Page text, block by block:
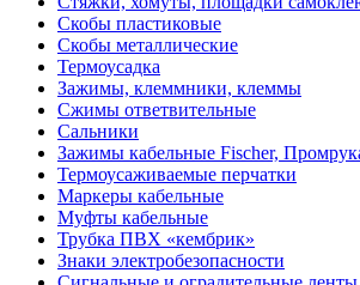
Скобы пластиковые
Скобы металлические
Термоусадка
Зажимы, клеммники, клеммы
Сжимы ответвительные
Сальники
Зажимы кабельные Fischer,
Термоусаживаемые перчатки
Маркеры кабельные
Муфты кабельные
Трубка ПВХ «кембрик»
Знаки электробезопасности